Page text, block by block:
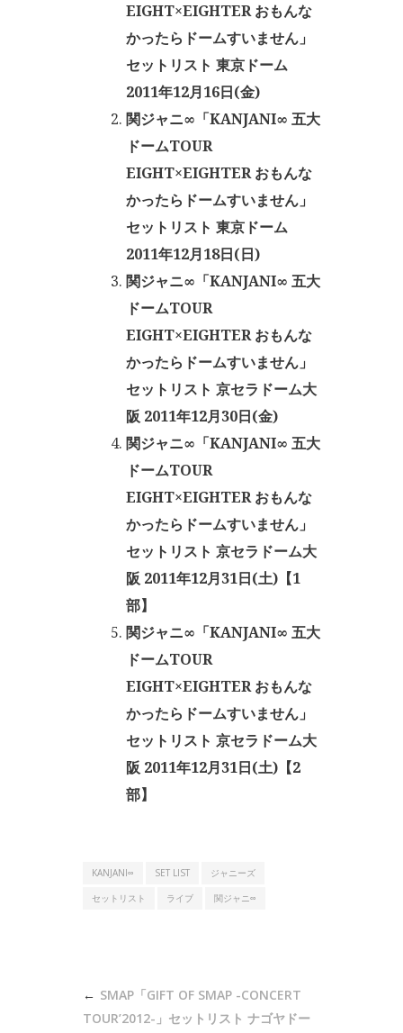
EIGHT×EIGHTER おもんな
かったらドームすいません」
セットリスト 東京ドーム
2011年12月16日(金)
関ジャニ∞「KANJANI∞ 五大
ドームTOUR
EIGHT×EIGHTER おもんな
かったらドームすいません」
セットリスト 東京ドーム
2011年12月18日(日)
関ジャニ∞「KANJANI∞ 五大
ドームTOUR
EIGHT×EIGHTER おもんな
かったらドームすいません」
セットリスト 京セラドーム大
阪 2011年12月30日(金)
関ジャニ∞「KANJANI∞ 五大
ドームTOUR
EIGHT×EIGHTER おもんな
かったらドームすいません」
セットリスト 京セラドーム大
阪 2011年12月31日(土)【1
部】
関ジャニ∞「KANJANI∞ 五大
ドームTOUR
EIGHT×EIGHTER おもんな
かったらドームすいません」
セットリスト 京セラドーム大
阪 2011年12月31日(土)【2
部】
KANJANI∞ SET LIST
ジャニーズ
セットリスト
ライブ 関ジャニ∞
SMAP「GIFT OF SMAP -CONCERT
TOUR’2012-」セットリスト ナゴヤドー